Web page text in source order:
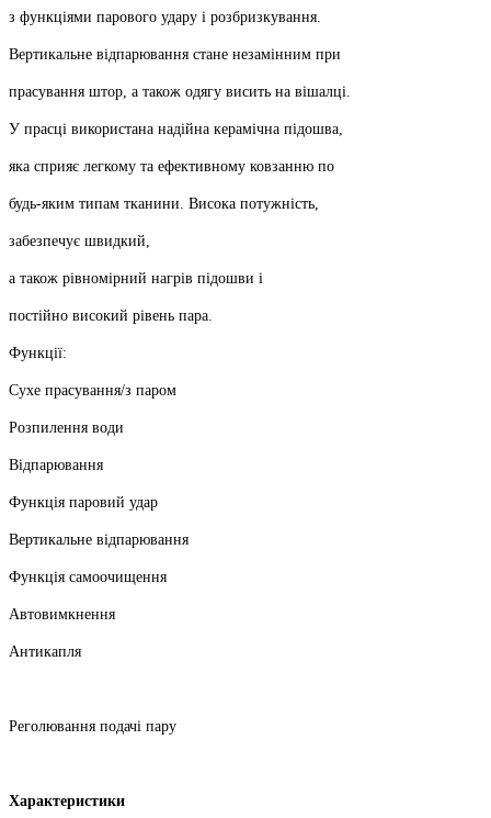
з функціями парового удару і розбризкування.
Вертикальне відпарювання стане незамінним при
прасування штор, а також одягу висить на вішалці.
У прасці використана надійна керамічна підошва,
яка сприяє легкому та ефективному ковзанню по
будь-яким типам тканини. Висока потужність,
забезпечує швидкий,
а також рівномірний нагрів підошви і
постійно високий рівень пара.
Функції:
Сухе прасування/з паром
Розпилення води
Відпарювання
Функція паровий удар
Вертикальне відпарювання
Функція самоочищення
Автовимкнення
Антикапля
Реголювання подачі пару
Характеристики